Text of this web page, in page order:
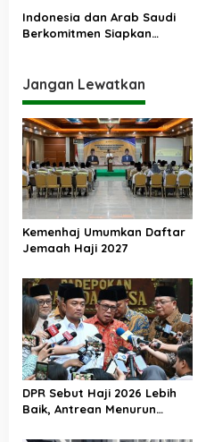
Indonesia dan Arab Saudi
Berkomitmen Siapkan
Jangan Lewatkan
Kemenhaj Umumkan Daftar
Jemaah Haji 2027
DPR Sebut Haji 2026 Lebih
Baik, Antrean Menurun